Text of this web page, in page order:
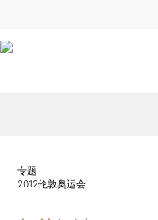
专题
2012伦敦奥运会